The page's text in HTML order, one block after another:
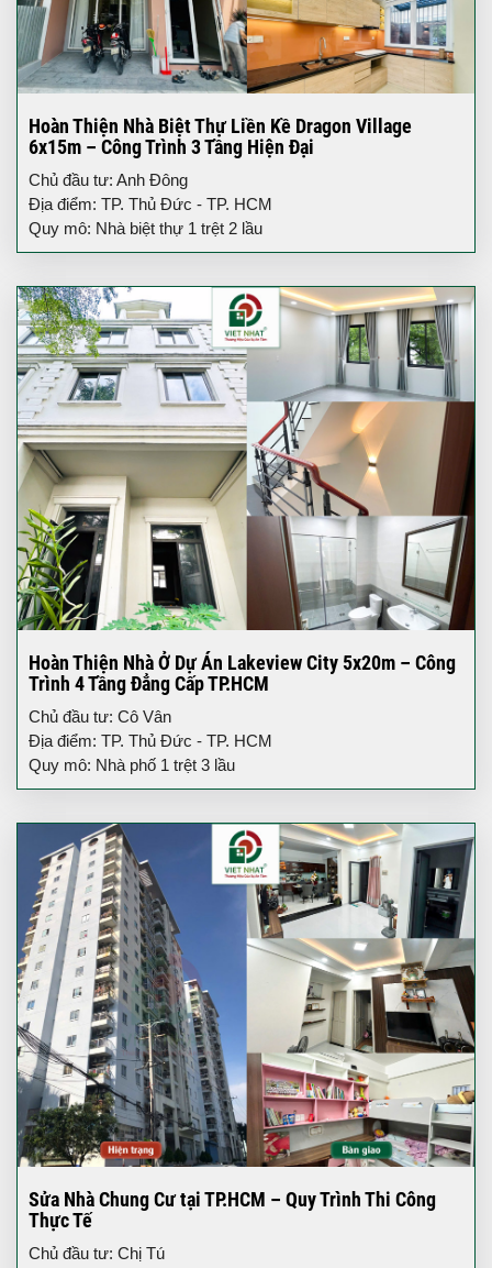
Hoàn Thiện Nhà Biệt Thự Liền Kề Dragon Village
6x15m – Công Trình 3 Tầng Hiện Đại
Chủ đầu tư: Anh Đông
Địa điểm: TP. Thủ Đức - TP. HCM
Quy mô: Nhà biệt thự 1 trệt 2 lầu
Hoàn Thiện Nhà Ở Dự Án Lakeview City 5x20m – Công
Trình 4 Tầng Đẳng Cấp TP.HCM
Chủ đầu tư: Cô Vân
Địa điểm: TP. Thủ Đức - TP. HCM
Quy mô: Nhà phố 1 trệt 3 lầu
Sửa Nhà Chung Cư tại TP.HCM – Quy Trình Thi Công
Thực Tế
Chủ đầu tư: Chị Tú